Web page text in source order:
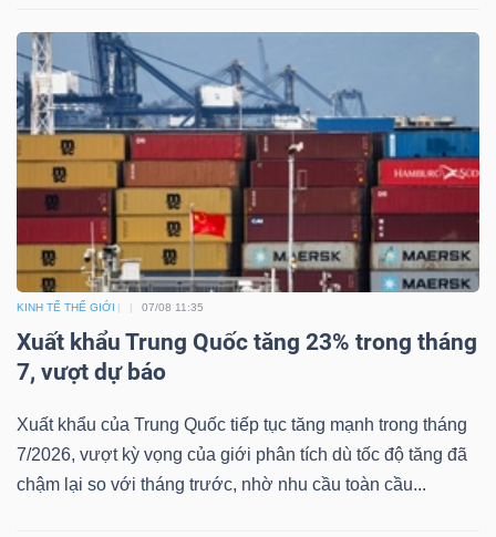
KINH TẾ THẾ GIỚI 07/08 11:35
Xuất khẩu Trung Quốc tăng 23% trong tháng
7, vượt dự báo
Xuất khẩu của Trung Quốc tiếp tục tăng mạnh trong tháng
7/2026, vượt kỳ vọng của giới phân tích dù tốc độ tăng đã
chậm lại so với tháng trước, nhờ nhu cầu toàn cầu...